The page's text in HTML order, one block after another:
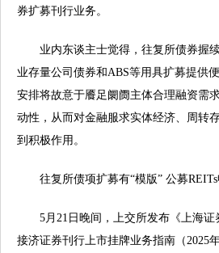
券扩募刊行业务。
业内东谈主士觉得，往复所债券握续
业存量公司债券和ABS等用具扩募提供
安排将故意于餍足阛阓主体合理融资需
动性，从而对金融服求实体经济、周转
到积极作用。
往复所债项扩募有“模版” 公募REITs
5月21日晚间，上交所发布《上海证
接济证券刊行上市挂牌业务指南（2025